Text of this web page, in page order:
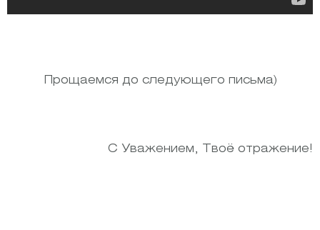
Прощаемся до следующего письма)
С Уважением, Твоё отражение!